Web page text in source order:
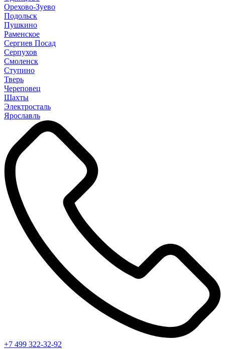
Орехово-Зуево
Подольск
Пушкино
Раменское
Сергиев Посад
Серпухов
Смоленск
Ступино
Тверь
Череповец
Шахты
Электросталь
Ярославль
+7 499 322-32-92